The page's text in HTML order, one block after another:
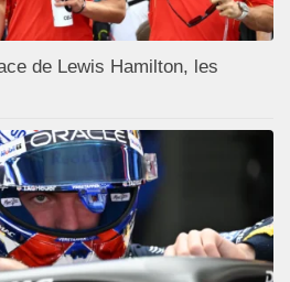
de Lewis Hamilton, les